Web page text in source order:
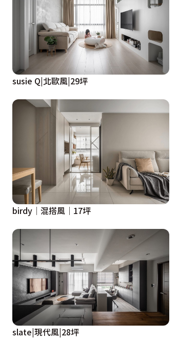
susie Q|北歐風|29坪
birdy│混搭風│17坪
slate|現代風|28坪